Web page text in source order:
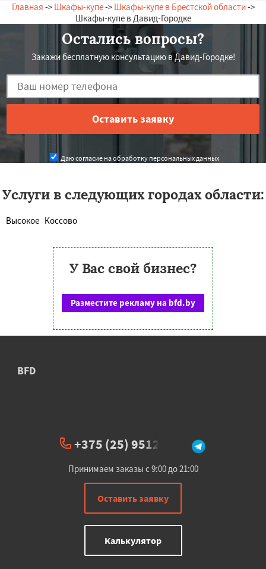
Главная -> Шкафы-купе-> Шкафы-купе в Брестской области->
Шкафы-купе в Давид-Городке
Остались вопросы?
Закажи бесплатную консультацию в Давид-Городке!
Даю согласие на обработку персональных данных
Услуги в следующих городах области:
Высокое Коссово
У Вас свой бизнес?
Разместите рекламу на bfd.by
BFD
+375 (25) 951234
Принимаем заказы с 9:00 до 21:00
Оставить заявку
Калькулятор